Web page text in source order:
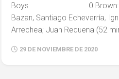
Boys 0 Brown:
Bazan, Santiago Echeverría,
Arrechea; Juan Requena (52
29 DE NOVIEMBRE DE 2020